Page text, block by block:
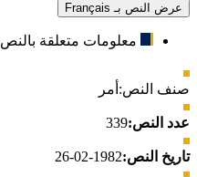
عرض النص بـ Français
معلومات متعلقة بالنص
صنف النص: أمر
عدد النص:339
تاريخ النص:1982-02-26